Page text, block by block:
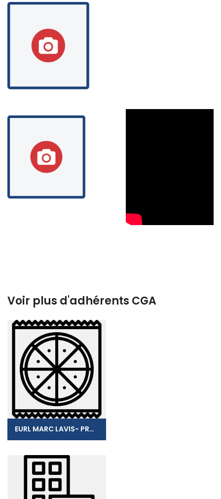
Voir plus d'adhérents CGA
EURL MARC LAVIS- PRONTO PIZZA